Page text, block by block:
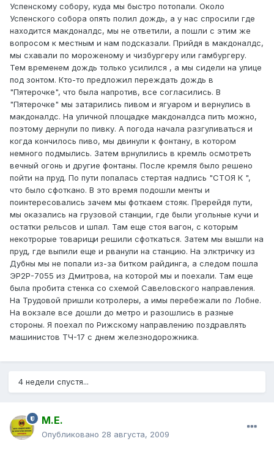
Успенскому собору, куда мы быстро потопали. Около
Успенского собора опять полил дождь, а у нас спросили где
находится макдоналдс, мы не ответили, а пошли с этим же
вопросом к местным и нам подсказали. Прийдя в макдоналдс,
мы схавали по мороженому и чизбургеру или гамбургеру.
Тем временем дождь только усилился , а мы сидели на улице
под зонтом. Кто-то предложил переждать дождь в
"Пятерочке", что была напротив, все согласились. В
"Пятерочке" мы затарились пивом и ягуаром и вернулись в
макдоналдс. На уличной площадке макдоналдса пить можно,
поэтому дернули по пивку. А погода начала разгуливаться и
когда кончилось пиво, мы двинули к фонтану, в котором
немного подмылись. Затем врнулились в кремль осмотреть
вечный огонь и другие фонтаны. После кремля было решено
пойти на пруд. По пути попалась стертая надпись "СТОЯ К ",
что было сфоткано. В это время подошли менты и
поинтересовались зачем мы фоткаем стояк. Пререйдя пути,
мы оказались на грузовой станции, где были угольные кучи и
остатки рельсов и шпал. Там еще стоя вагон, с которым
некотрорые товарищи решили сфоткаться. Затем мы вышли на
пруд, где выпили еще и рванули на станцию. На элктричку из
Дубны мы не попали из-за битком райдинга, а следом пошла
ЭР2Р-7055 из Дмитрова, на которой мы и поехали. Там еще
была пробита стенка со схемой Савеловского направления.
На Трудовой пришли котролеры, а имы перебежали по Лобне.
На вокзале все дошли до метро и разошлись в разные
стороны. Я поехал по Рижскому направлению поздравлять
машинистов ТЧ-17 с днем железнодорожника.
4 недели спустя...
М.Е.
Опубликовано 28 августа, 2009